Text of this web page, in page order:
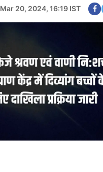
Mar 20, 2024, 16:19 IST